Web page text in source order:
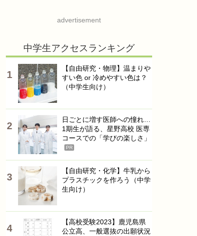
advertisement
中学生アクセスランキング
【自由研究・物理】温まりや
すい色 or 冷めやすい色は？
（中学生向け）
日ごとに増す医師への憧れ…
1期生が語る、星野高校 医専
コースでの「学びの楽しさ」
PR
【自由研究・化学】牛乳から
プラスチックを作ろう（中学
生向け）
【高校受験2023】鹿児島県
公立高、一般選抜の出願状況